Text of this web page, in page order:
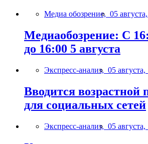
Медиа обозрение, 05
Медиаобозрение: С
до 16:00 5 августа
Экспресс-анализ, 05
Вводится возрастной
для социальных сетей
Экспресс-анализ, 05 августа,